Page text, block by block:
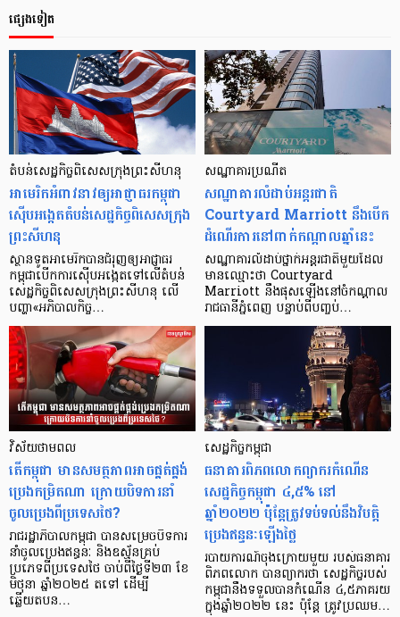
ផ្សេងទៀត
តំបន់​សេដ្ឋកិច្ច​ពិសេស​ក្រុង​ព្រះសីហនុ
អាមេរិក​អំពាវនាវ​ឲ្យ​អាជ្ញាធរ​កម្ពុជា​
ស៊ើបអង្កេត​តំបន់​សេដ្ឋកិច្ច​ពិសេស​ក្រុង​
ព្រះសីហនុ
ស្ថានទូត​អាមេរិក​បាន​ជំរុញ​ឲ្យ​អាជ្ញាធរ​
កម្ពុជា​បើក​ការ​ស៊ើប​អង្កេត​ទៅ​លើ​តំបន់​
សេដ្ឋកិច្ច​ពិសេស​ក្រុង​ព្រះសីហនុ លើ​
បញ្ហា​«អភិបាល​កិច្ច…
សណ្ឋាគារ​ប្រណីត
សណ្ឋាគារ​លំដាប់​អន្តរជាតិ
Courtyard Marriott នឹង​​បើក​
ដំណើរការ​នៅ​ពាក់​កណ្ដាល​ឆ្នាំ​នេះ
សណ្ឋាគារ​លំដាប់​ថ្នាក់​អន្ដរជាតិ​មួយ​ដែល​
មាន​ឈ្មោះ​ថា Courtyard
Marriott នឹង​ផុស​ឡើង​នៅ​ចំ​កណ្តាល​
រាជ​ធានី​ភ្នំពេញ បន្ទាប់​ពី​បញ្ចប់…
វិស័យថាមពល
តើកម្ពុជា មានសមត្ថភាពអាចផ្គត់ផ្គង់
ប្រេងកម្រិតណា ក្រោយបិទការនាំ
ចូលប្រេងពីប្រទេសថៃ?
រាជរដ្ឋាភិបាលកម្ពុជា បានសម្រេចបិទការ
នាំចូលប្រេងឥន្ធនៈ និងឧស្ម័នគ្រប់
ប្រភេទពីប្រទេសថៃ ចាប់ពីថ្ងៃទី២៣ ខែ
មិថុនា ឆ្នាំ២០២៥ តទៅ ដើម្បី
ឆ្លើយតបន…
សេដ្ឋកិច្ចកម្ពុជា
ធនាគារពិភពលោកព្យាករកំណើន
សេដ្ឋកិច្ចកម្ពុជា ៤,៥% នៅ
ឆ្នាំ២០២២ ប៉ុន្តែត្រូវទប់ទល់នឹងវិបត្តិ
ប្រេងឥន្ធនៈឡើងថ្លៃ
របាយការណ៍ចុងក្រោយមួយ របស់ធនាគារ
ពិភពលោក បានព្យាករថា សេដ្ឋកិច្ចរបស់
កម្ពុជានឹងទទួលបានកំណើន ៤,៥ភាគរយ
ក្នុងឆ្នាំ២០២២ នេះ ប៉ុន្ដែ ត្រូវប្រឈម…